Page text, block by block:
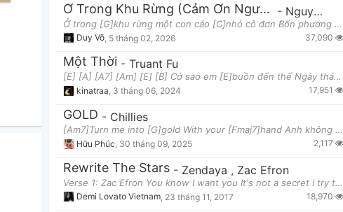
Ở Trong Khu Rừng (Cảm Ơn Người Đã Thức Cùng Tôi OST) - Nguyễn Hùng
Ở trong [G]khu rừng một con cáo [C]nhỏ cô đơn Bốn phương [G]đất trời về đâu khi thấy [C]lòng chơi v
Duy Võ 5 tháng 02, 2026 37,090
Một Thời - Truant Fu
[E] [A] [A7] [Am] [E] [B] Cớ sao em [E]buồn đến thế Ngày tháng ta còn [A]bên [A7] Lại [Am]trôi
kinatraa, 3 tháng 06, 2024 17,951
GOLD - Chillies
[Am7]Turn me into [G]gold With your [Fmaj7]hand Anh không [Dm7]quan tâm đâu Cứ [Em7]biến anh thàn
Hữu Phúc 30 tháng 09, 2025 2,117
Rewrite The Stars - Zendaya , Zac Efron
Verse 1: Zac Efron You know I want you It's not a secret I try to hide I know you want me So d
Demi Lovato Vietnam 23 tháng 11, 2017 18,970